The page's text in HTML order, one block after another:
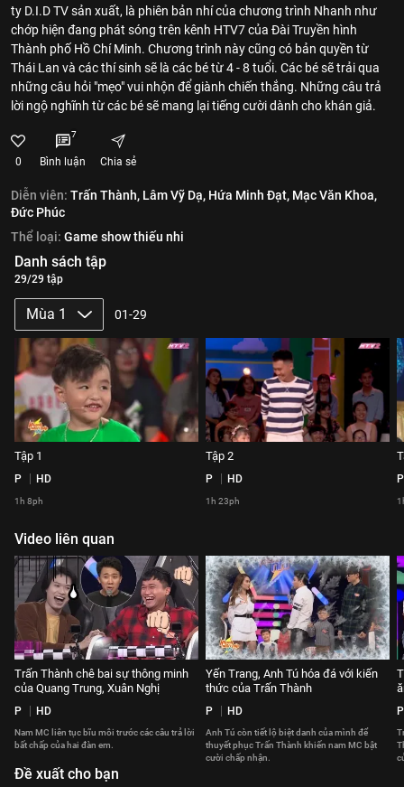
ty D.I.D TV sản xuất, là phiên bản nhí của chương trình Nhanh như
chớp hiện đang phát sóng trên kênh HTV7 của Đài Truyền hình
Thành phố Hồ Chí Minh. Chương trình này cũng có bản quyền từ
Thái Lan và các thí sinh sẽ là các bé từ 4 - 8 tuổi. Các bé sẽ trải qua
những câu hỏi "mẹo" vui nhộn để giành chiến thắng. Những câu trả
lời ngộ nghĩnh từ các bé sẽ mang lại tiếng cười dành cho khán giả.
0
7
Bình luận Chia sẻ
Diễn viên: Trấn Thành, Lâm Vỹ Dạ, Hứa Minh Đạt, Mạc Văn Khoa,
Đức Phúc
Thể loại: Game show thiếu nhi
Danh sách tập
29/29 tập
Mùa 1 01-29
Tập 1
P HD
1h 8ph
Tập 2
P HD
1h 23ph
P
Video liên quan
Trấn Thành chê bai sự thông minh
của Quang Trung, Xuân Nghị
P HD
Nam MC liên tục bĩu môi trước các câu trả lời
bất chấp của hai đàn em.
Yến Trang, Anh Tú hóa đá với kiến
thức của Trấn Thành
P HD
Anh Tú còn tiết lộ biệt danh của mình để
thuyết phục Trấn Thành khiến nam MC bật
cười chấp nhận.
P
Đề xuất cho bạn